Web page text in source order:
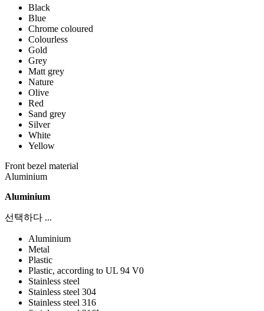
Black
Blue
Chrome coloured
Colourless
Gold
Grey
Matt grey
Nature
Olive
Red
Sand grey
Silver
White
Yellow
Front bezel material
Aluminium
Aluminium
선택하다 ...
Aluminium
Metal
Plastic
Plastic, according to UL 94 V0
Stainless steel
Stainless steel 304
Stainless steel 316